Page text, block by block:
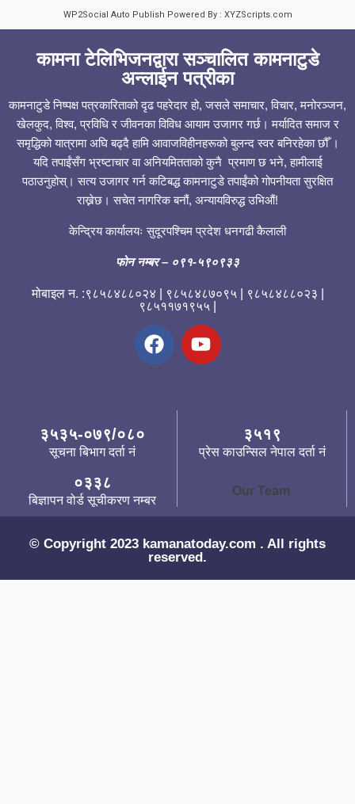
WP2Social Auto Publish Powered By : XYZScripts.com
कामना टेलिभिजनद्वारा सञ्चालित कामनाटुडे
अन्लाईन पत्रीका
कामनाटुडे निष्पक्ष पत्रकारिताको दृढ पहरेदार हो, जसले समाचार, विचार, मनोरञ्जन,
खेलकुद, विश्व, प्रविधि र जीवनका विविध आयाम उजागर गर्छ। मर्यादित समाज र
समृद्धिको यात्रामा अघि बढ्दै हामि आवाजविहीनहरूको बुलन्द स्वर बनिरहेका छौँ ।
यदि तपाईंसँग भ्रष्टाचार वा अनियमितताको कुनै प्रमाण छ भने, हामीलाई
पठाउनुहोस्। सत्य उजागर गर्न कटिबद्ध कामनाटुडे तपाईंको गोपनीयता सुरक्षित
राख्नेछ। सचेत नागरिक बनौं, अन्यायविरुद्ध उभिऔं!
केन्द्रिय कार्यालयः सुदूरपश्चिम प्रदेश धनगढी कैलाली
फोन नम्बर– ०९१-५९०९३३
मोबाइल न. :९८५८४८८०२४ | ९८५८४८७०९५ | ९८५८४८८०२३ |
९८५११७१९५५ |
३५३५-०७९/०८०
सूचना बिभाग दर्ता नं
३५१९
प्रेस काउन्सिल नेपाल दर्ता नं
०३३८
बिज्ञापन वोर्ड सूचीकरण नम्बर
Our Team
© Copyright 2023 kamanatoday.com . All rights
reserved.